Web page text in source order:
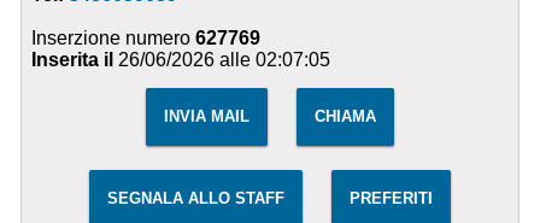
Inserzione numero627769
Inserita il 26/06/2026 alle 02:07:05
INVIA MAIL CHIAMA
SEGNALA ALLO STAFF PREFERITI